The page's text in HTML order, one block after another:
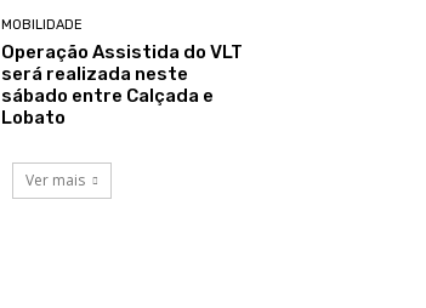
MOBILIDADE
Operação Assistida do VLT
será realizada neste
sábado entre Calçada e
Lobato
Ver mais